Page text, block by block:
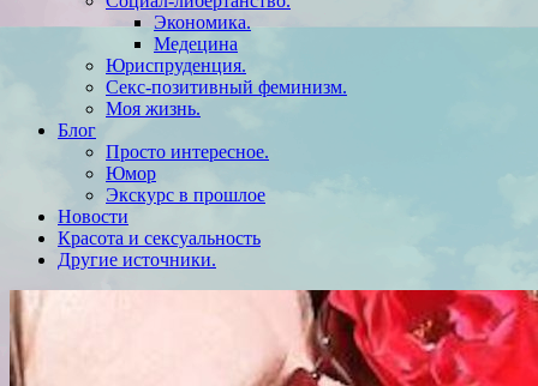
Экономика.
Медецина
Юриспруденция.
Секс-позитивный феминизм.
Моя жизнь.
Блог
Просто интересное.
Юмор
Экскурс в прошлое
Новости
Красота и сексуальность
Другие источники.